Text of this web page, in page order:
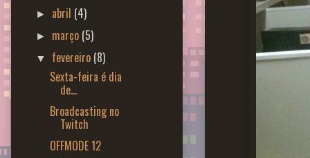
► abril (4)
► março (5)
▼ fevereiro (8)
Sexta-feira é dia
de...
Broadcasting no
Twitch
OFFMODE 12